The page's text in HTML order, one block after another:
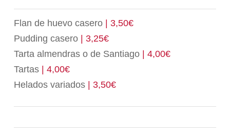
Flan de huevo casero | 3,50€
Pudding casero | 3,25€
Tarta almendras o de Santiago | 4,00€
Tartas | 4,00€
Helados variados | 3,50€